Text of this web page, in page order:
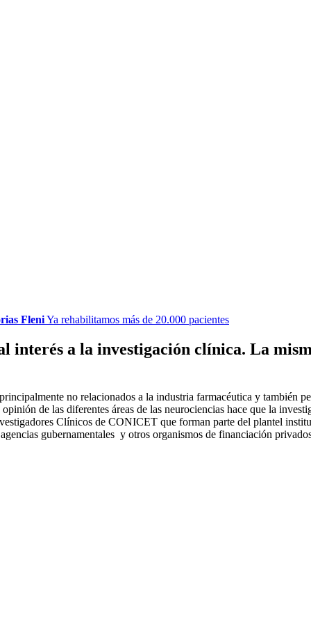
FleniYa rehabilitamos más de 20.000 pacientes
interés a la investigación clínica. La
no relacionados a la industria farmacéutica y también
de las diferentes áreas de las neurociencias hace que la
Clínicos de CONICET que forman parte del plantel
gubernamentales y otros organismos de financiación